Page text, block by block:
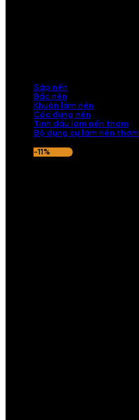
Sáp nến
Bấc nến
Khuôn làm nến
Cốc đựng nến
Tinh dầu làm nến thơm
Bộ dụng cụ làm nến thơm
-11%